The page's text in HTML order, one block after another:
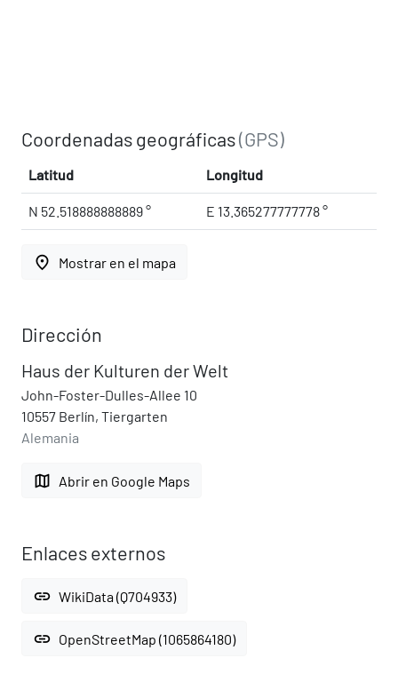
Coordenadas geográficas(GPS)
Latitud Longitud
N 52.518888888889 ° E 13.365277777778 °
place Mostrar en el mapa
Dirección
Haus der Kulturen der Welt
John-Foster-Dulles-Allee 10
10557 Berlín, Tiergarten
Alemania
map Abrir en Google Maps
Enlaces externos
link WikiData (Q704933)
link OpenStreetMap (1065864180)